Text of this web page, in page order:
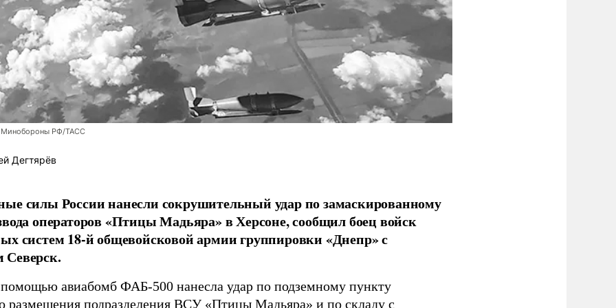
Минобороны РФ/ТАСС
Дегтярёв
силы России нанесли сокрушительный удар по замаскированному
операторов «Птицы Мадьяра» в Херсоне, сообщил боец войск
систем 18-й общевойсковой армии группировки «Днепр» с
авиабомб ФАБ-500 нанесла удар по подземному пункту
размещения подразделения ВСУ «Птицы Мадьяра» и по складу с